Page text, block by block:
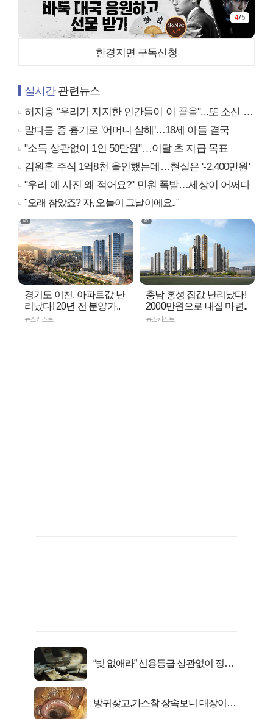
4/5
한경지면 구독신청
실시간관련뉴스
허지웅 "우리가 지지한 인간들이 이 꼴을"...또 소신 발언
말다툼 중 흉기로 '어머니 살해'…18세 아들 결국
"소득 상관없이 1인 50만원"…이달 초 지급 목표
김원훈 주식 1억8천 올인했는데…현실은 '-2,400만원'
"우리 애 사진 왜 적어요?" 민원 폭발…세상이 어쩌다
"오래 참았죠? 자, 오늘이 그날이에요.."
경기도 이천, 아파트값 난
리났다! 20년 전 분양가..
뉴스캐스트
충남 홍성 집값 난리났다!
2000만원으로 내집 마련..
뉴스캐스트
“빚 없애라” 신용등급 상관없이 정부
방귀잦고,가스참 장속보니 대장이아